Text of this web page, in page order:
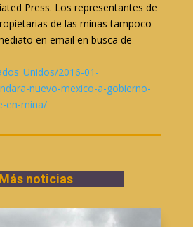
Press. Los representantes de
de las minas tampoco
en email en busca de
Unidos/2016-01-
nuevo-mexico-a-gobierno-
en-mina/
Más noticias